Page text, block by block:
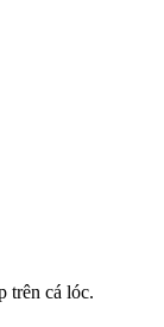
trên cá lóc.